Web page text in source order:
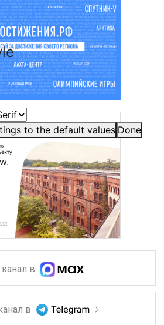
to the default values Done
в
в